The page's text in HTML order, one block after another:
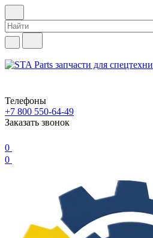
Телефоны
+7 800 550-64-49
Заказать звонок
0
0